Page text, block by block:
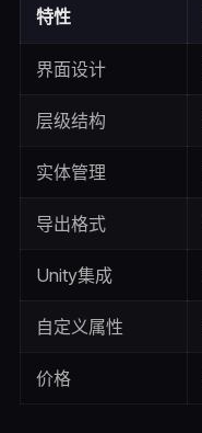
特性
界面设计
层级结构
实体管理
导出格式
Unity集成
自定义属性
价格